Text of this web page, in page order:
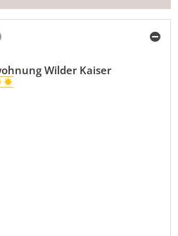
Wilder Kaiser